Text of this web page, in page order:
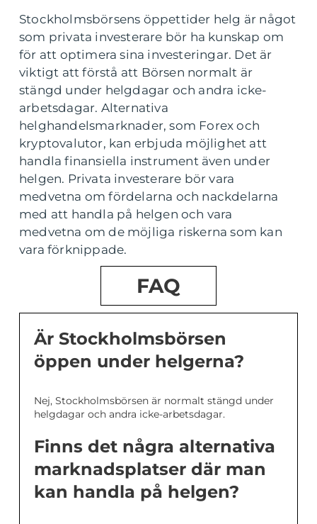
Stockholmsbörsens öppettider helg är något
som privata investerare bör ha kunskap om
för att optimera sina investeringar. Det är
viktigt att förstå att Börsen normalt är
stängd under helgdagar och andra icke-
arbetsdagar. Alternativa
helghandelsmarknader, som Forex och
kryptovalutor, kan erbjuda möjlighet att
handla finansiella instrument även under
helgen. Privata investerare bör vara
medvetna om fördelarna och nackdelarna
med att handla på helgen och vara
medvetna om de möjliga riskerna som kan
vara förknippade.
FAQ
Är Stockholmsbörsen
öppen under helgerna?
Nej, Stockholmsbörsen är normalt stängd under
helgdagar och andra icke-arbetsdagar.
Finns det några alternativa
marknadsplatser där man
kan handla på helgen?